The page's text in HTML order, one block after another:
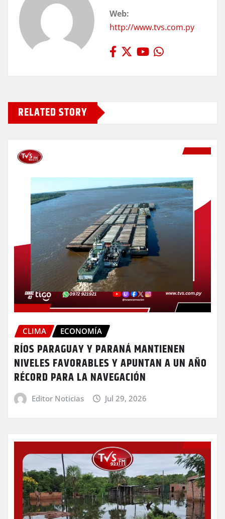
Web:
http://www.tvs.com.py
RELATED STORY
CLIMA ECONOMÍA
RÍOS PARAGUAY Y PARANÁ MANTIENEN
NIVELES FAVORABLES Y APUNTAN A UN AÑO
RÉCORD PARA LA NAVEGACIÓN
Editor Noticias Jul 29, 2026